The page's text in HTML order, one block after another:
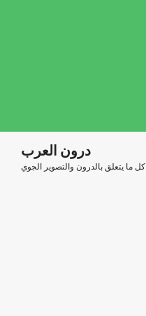
درون العرب
كل ما يتعلق بالدرون والتصوير الجوي